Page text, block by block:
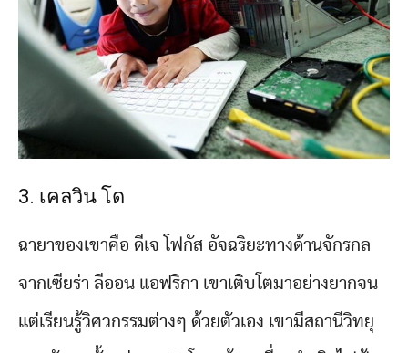
3. เคลวิน โด
ฉายาของเขาคือ ดีเจ โฟกัส อัจฉริยะทางด้านจักรกล
จากเซียร่า ลีออน แอฟริกา เขาเติบโตมาอย่างยากจน
แต่เรียนรู้วิศวกรรมต่างๆ ด้วยตัวเอง เขามีสถานีวิทยุ